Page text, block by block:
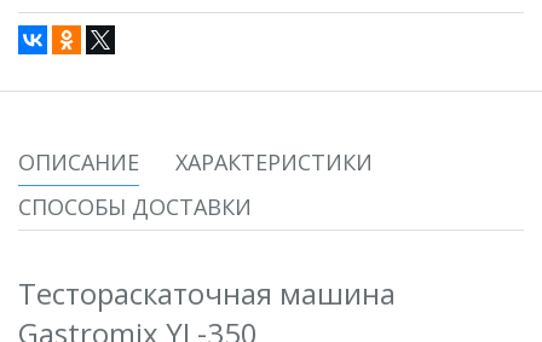
ОПИСАНИЕ
ХАРАКТЕРИСТИКИ
СПОСОБЫ ДОСТАВКИ
Тестораскаточная машина
Gastromix YL-350